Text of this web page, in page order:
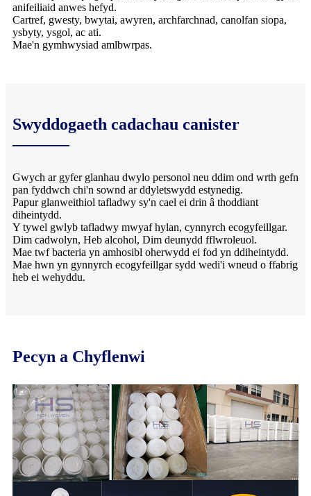
anifeiliaid anwes hefyd.
Cartref, gwesty, bwytai, awyren, archfarchnad, canolfan siopa,
ysbyty, ysgol, ac ati.
Mae'n gymhwysiad amlbwrpas.
Swyddogaeth cadachau canister
Gwych ar gyfer glanhau dwylo personol neu ddim ond wrth gefn
pan fyddwch chi'n sownd ar ddyletswydd estynedig.
Papur glanweithiol tafladwy sy'n cael ei drin â thoddiant
diheintydd.
Y tywel gwlyb tafladwy mwyaf hylan, cynnyrch ecogyfeillgar.
Dim cadwolyn, Heb alcohol, Dim deunydd fflwroleuol.
Mae twf bacteria yn amhosibl oherwydd ei fod yn ddiheintydd.
Mae hwn yn gynnyrch ecogyfeillgar sydd wedi'i wneud o ffabrig
heb ei wehyddu.
Pecyn a Chyflenwi